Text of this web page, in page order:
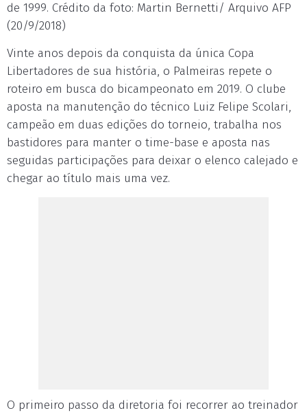
de 1999. Crédito da foto: Martin Bernetti/ Arquivo AFP
(20/9/2018)
Vinte anos depois da conquista da única Copa
Libertadores de sua história, o Palmeiras repete o
roteiro em busca do bicampeonato em 2019. O clube
aposta na manutenção do técnico Luiz Felipe Scolari,
campeão em duas edições do torneio, trabalha nos
bastidores para manter o time-base e aposta nas
seguidas participações para deixar o elenco calejado e
chegar ao título mais uma vez.
O primeiro passo da diretoria foi recorrer ao treinador